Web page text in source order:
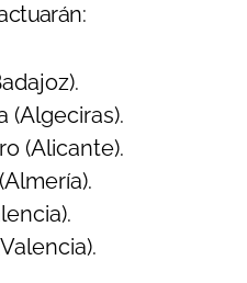
(Algeciras).
(Alicante).